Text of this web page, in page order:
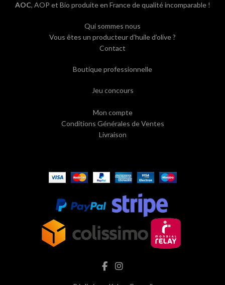
AOC, AOP et Bio produite en France de qualité incomparable !
Qui sommes nous
Vous êtes un producteur d’huile d’olive ?
Contact
Boutique professionnelle
Jeu concours
Mon compte
Conditions Générales de Ventes
Livraison